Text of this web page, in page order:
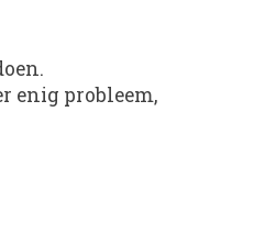
enig probleem,